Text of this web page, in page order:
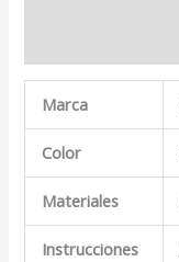
Marca
Color
Materiales
Instrucciones